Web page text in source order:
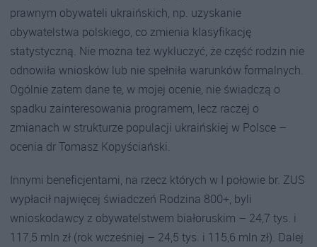
prawnym obywateli ukraińskich, np. uzyskanie
obywatelstwa polskiego, co zmienia klasyfikację
statystyczną. Nie można też wykluczyć, że część rodzin nie
odnowiła wniosków lub nie spełniła warunków formalnych.
Ogólnie zatem dane te, w mojej ocenie, nie świadczą o
spadku zainteresowania programem, lecz raczej o
zmianach w strukturze populacji ukraińskiej w Polsce –
ocenia dr Tomasz Kopyściański.
Innymi beneficjentami, na rzecz których w I połowie br. ZUS
wypłacił najwięcej świadczeń Rodzina 800+, byli
wnioskodawcy z obywatelstwem białoruskim – 24,7 tys. i
117,5 mln zł (rok wcześniej – 24,5 tys. i 115,6 mln zł). Dalej